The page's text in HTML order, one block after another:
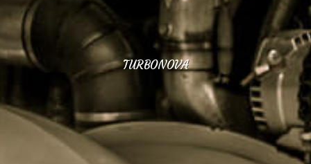
TURBONOVA